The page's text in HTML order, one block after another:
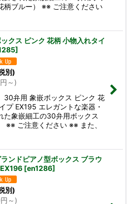
柄ブルー） ※※ ご注意ください
クス ピンク 花柄 小物入れタイ
]
別)
円 ～ )
30弁用 象嵌ボックス ピンク 花
プ EX195 エレガントな楽器・
た象嵌細工の30弁用ボックス
※※ ご注意ください ※※ また、
ンドピアノ型ボックス ブラウ
[en1286]
別)
円 ～ )